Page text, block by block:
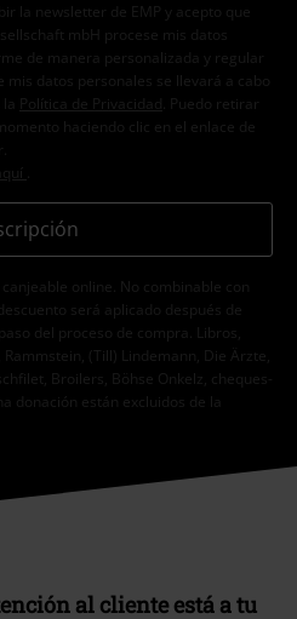
la newsletter de EMP y acepto que
mbH procese mis datos
de manera personalizada y regular
datos personales se llevará a cabo
Política de Privacidad . Puedo retirar
haciendo clic en el enlace de
aquí
online. No combinable con
será aplicado después de
del proceso de compra. Libros,
Rammstein, (Till) Lindemann, Die Ärzte,
Broilers, Böhse Onkelz, cheques-
donación están excluidos de la
al cliente está a tu